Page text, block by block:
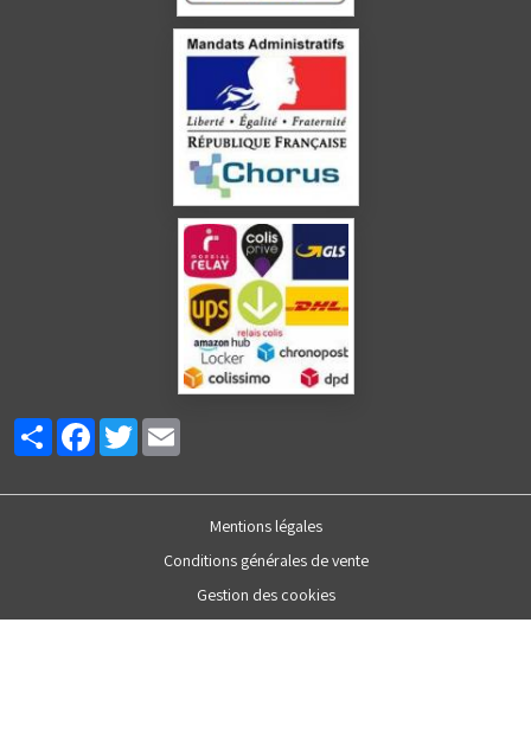
PartagerFacebookTwitter
Mentions légales
Conditions générales de vente
Gestion des cookies